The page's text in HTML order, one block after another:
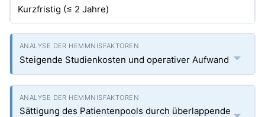
Kurzfristig (≤ 2 Jahre)
Steigende Studienkosten und operativer Aufwand
Sättigung des Patientenpools durch überlappende